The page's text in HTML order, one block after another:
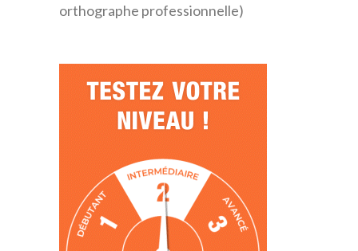
orthographe professionnelle)